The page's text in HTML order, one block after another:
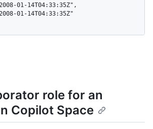
role for an
Copilot Space